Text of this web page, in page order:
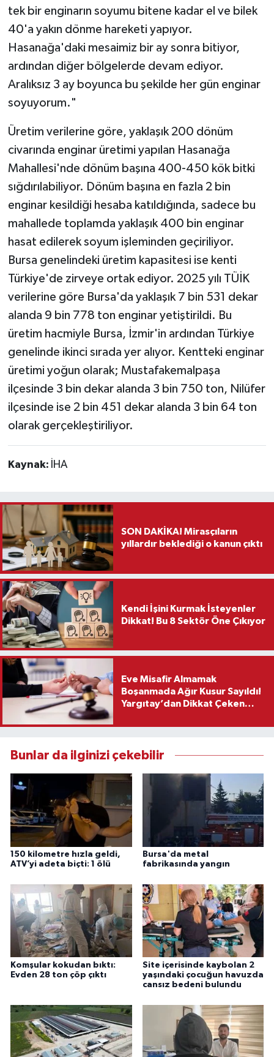
tek bir enginarın soyumu bitene kadar el ve bilek
40'a yakın dönme hareketi yapıyor.
Hasanağa'daki mesaimiz bir ay sonra bitiyor,
ardından diğer bölgelerde devam ediyor.
Aralıksız 3 ay boyunca bu şekilde her gün enginar
soyuyorum."
Üretim verilerine göre, yaklaşık 200 dönüm
civarında enginar üretimi yapılan Hasanağa
Mahallesi'nde dönüm başına 400-450 kök bitki
sığdırılabiliyor. Dönüm başına en fazla 2 bin
enginar kesildiği hesaba katıldığında, sadece bu
mahallede toplamda yaklaşık 400 bin enginar
hasat edilerek soyum işleminden geçiriliyor.
Bursa genelindeki üretim kapasitesi ise kenti
Türkiye'de zirveye ortak ediyor. 2025 yılı TÜİK
verilerine göre Bursa'da yaklaşık 7 bin 531 dekar
alanda 9 bin 778 ton enginar yetiştirildi. Bu
üretim hacmiyle Bursa, İzmir'in ardından Türkiye
genelinde ikinci sırada yer alıyor. Kentteki enginar
üretimi yoğun olarak; Mustafakemalpaşa
ilçesinde 3 bin dekar alanda 3 bin 750 ton, Nilüfer
ilçesinde ise 2 bin 451 dekar alanda 3 bin 64 ton
olarak gerçekleştiriliyor.
Kaynak: İHA
SON DAKİKA! Mirasçıların
yıllardır beklediği o kanun çıktı
Kendi İşini Kurmak İsteyenler
Dikkat! Bu 8 Sektör Öne Çıkıyor
Eve Misafir Almamak
Boşanmada Ağır Kusur Sayıldı!
Yargıtay’dan Dikkat Çeken
Bunlar da ilginizi çekebilir
150 kilometre hızla geldi,
ATV’yi adeta biçti: 1 ölü
Bursa'da metal
fabrikasında yangın
Komşular kokudan bıktı:
Evden 28 ton çöp çıktı
Site içerisinde kaybolan 2
yaşındaki çocuğun havuzda
cansız bedeni bulundu